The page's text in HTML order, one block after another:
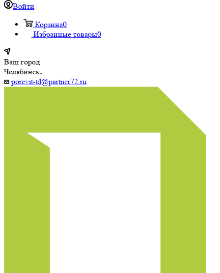
Войти
Корзина0
Избранные товары0
Ваш город
Челябинск
porevit-td@partner72.ru